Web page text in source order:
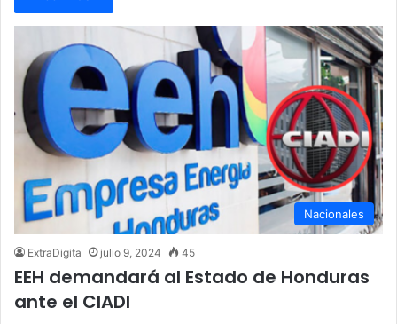
Nacionales
ExtraDigita julio 9, 2024 45
EEH demandará al Estado de Honduras
ante el CIADI